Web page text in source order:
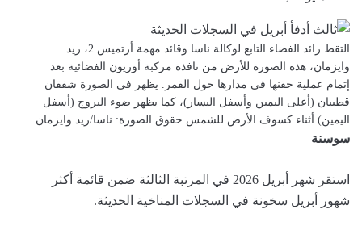
التقط رائد الفضاء التابع لوكالة ناسا وقائد مهمة أرتميس 2، ريد
وايزمان، هذه الصورة للأرض من نافذة مركبة أوريون الفضائية بعد
إتمام عملية حقنها في مدارها حول القمر. يظهر في الصورة شفقان
قطبيان (أعلى اليمين وأسفل اليسار)، كما يظهر ضوء البروج (أسفل
اليمين) أثناء كسوف الأرض للشمس.حقوق الصورة: ناسا/ريد وايزمان
سوسنة
استقر شهر أبريل 2026 في المرتبة الثالثة ضمن قائمة أكثر
شهور أبريل سخونة في السجلات المناخية الحديثة.